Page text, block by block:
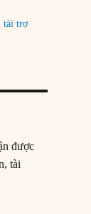
tài trợ
được
tài